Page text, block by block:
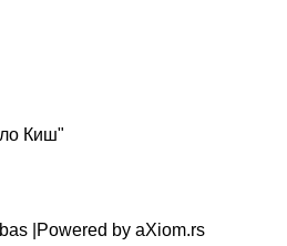
Киш"
| Powered by aXiom.rs